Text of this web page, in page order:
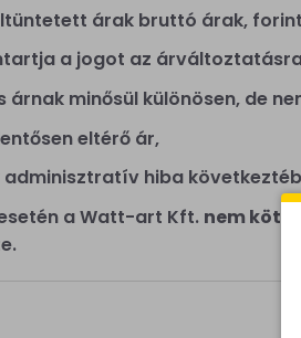
árak bruttó árak,
a jogot az
árnak minősül különösen, de
eltérő ár,
hiba
a Watt-art Kft. nem